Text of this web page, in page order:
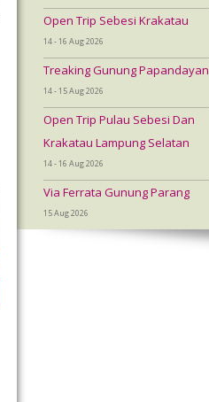
Open Trip Sebesi Krakatau
14 - 16 Aug 2026
Treaking Gunung Papandayan
14 - 15 Aug 2026
Open Trip Pulau Sebesi Dan
Krakatau Lampung Selatan
14 - 16 Aug 2026
Via Ferrata Gunung Parang
15 Aug 2026